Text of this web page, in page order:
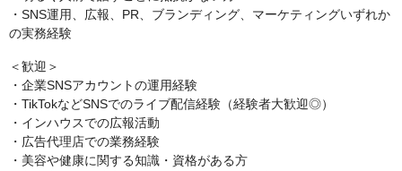
・SNS運用、広報、PR、ブランディング、マーケティングいずれか
の実務経験
＜歓迎＞
・企業SNSアカウントの運⽤経験
・TikTokなどSNSでのライブ配信経験（経験者大歓迎◎）
・インハウスでの広報活動
・広告代理店での業務経験
・美容や健康に関する知識・資格がある方